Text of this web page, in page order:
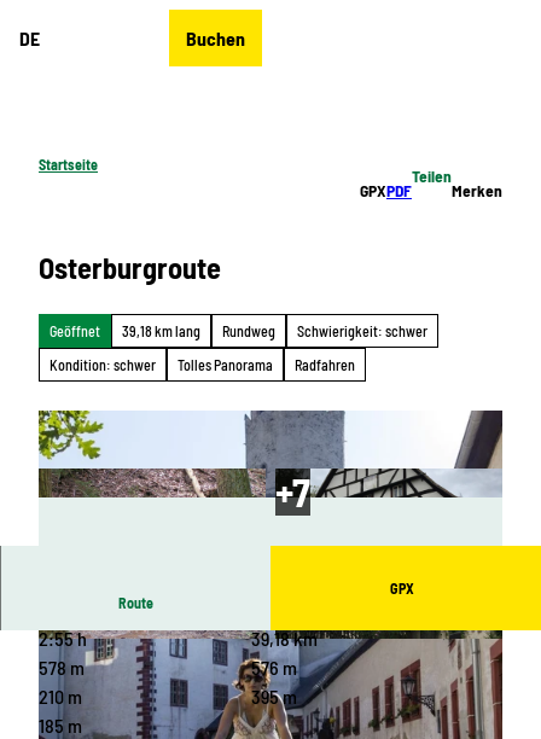
DE Buchen
Startseite
GPXPDF
Teilen
Merken
Osterburgroute
Geöffnet 39,18 km lang Rundweg
Schwierigkeit: schwer
Kondition: schwer
Tolles Panorama Radfahren
© Silke Nerlich | KI-optimiert © Archiv TVV / Manja Reinhardt | CC-BY-SA
Route
GPX
2:55 h
39,18 km
578 m
576 m
210 m
395 m
185 m